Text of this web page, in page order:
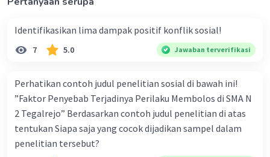
Identifikasikan lima dampak positif konflik sosial!
7 5.0 Jawaban terverifikasi
Perhatikan contoh judul penelitian sosial di bawah ini!
”Faktor Penyebab Terjadinya Perilaku Membolos di SMA N
2 Tegalrejo” Berdasarkan contoh judul penelitian di atas
tentukan Siapa saja yang cocok dijadikan sampel dalam
penelitian tersebut?